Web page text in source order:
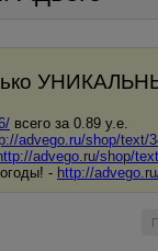
всего за 0.89 у.е.
advego.ru/shop/text/
advego.ru/shop/
- http://